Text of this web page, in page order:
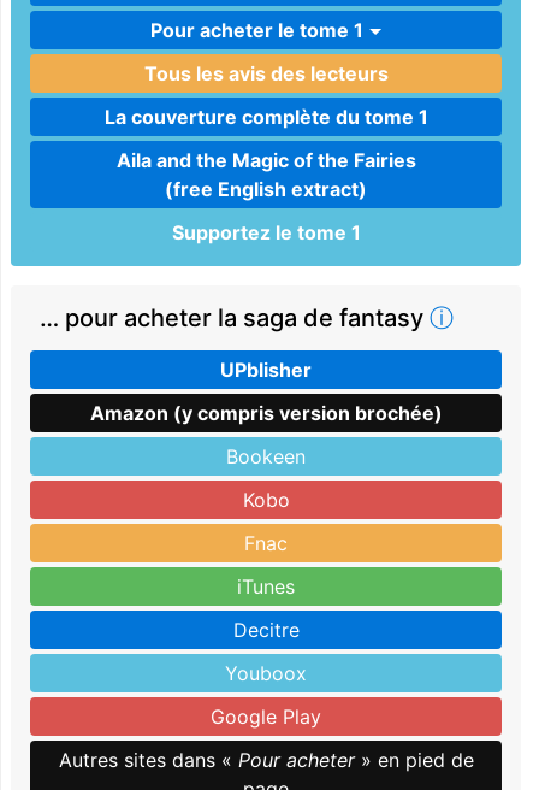
Pour acheter le tome 1
Tous les avis des lecteurs
La couverture complète du tome 1
Aila and the Magic of the Fairies
(free English extract)
Supportez le tome 1
… pour acheter la saga de fantasy ⓘ
UPblisher
Amazon (y compris version brochée)
Bookeen
Kobo
Fnac
iTunes
Decitre
Youboox
Google Play
Autres sites dans « Pour acheter» en pied de